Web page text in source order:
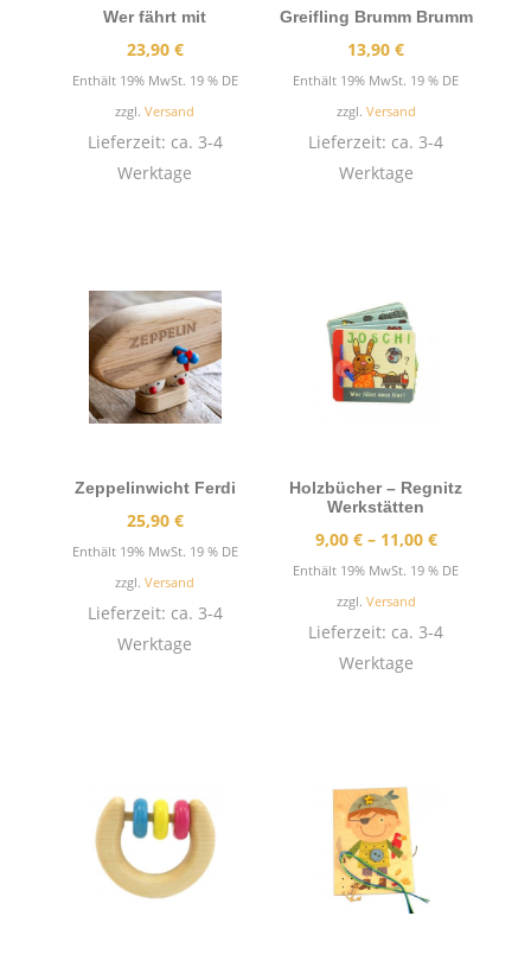
Wer fährt mit
23,90 €
Enthält 19% MwSt. 19 % DE
zzgl.Versand
Lieferzeit: ca. 3-4
Werktage
Greifling Brumm Brumm
13,90€
Enthält 19% MwSt. 19 % DE
zzgl. Versand
Lieferzeit: ca. 3-4
Werktage
Zeppelinwicht Ferdi
25,90 €
Enthält 19% MwSt. 19 % DE
zzgl.Versand
Lieferzeit: ca. 3-4
Werktage
Holzbücher – Regnitz
Werkstätten
9,00 € – 11,00 €
9,00 €
11,00 €
Enthält 19% MwSt. 19 % DE
zzgl. Versand
Lieferzeit: ca. 3-4
Werktage